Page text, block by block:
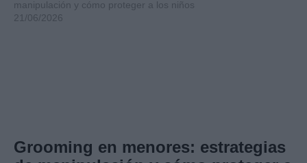
Internacional
manipulación y cómo proteger a los niños
21/06/2026
Grooming en menores: estrategias